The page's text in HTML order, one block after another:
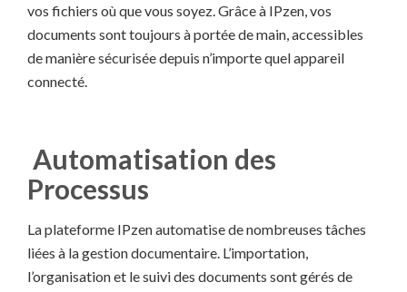
vos fichiers où que vous soyez. Grâce à IPzen, vos
documents sont toujours à portée de main, accessibles
de manière sécurisée depuis n’importe quel appareil
connecté.
Automatisation des
Processus
La plateforme IPzen automatise de nombreuses tâches
liées à la gestion documentaire. L’importation,
l’organisation et le suivi des documents sont gérés de